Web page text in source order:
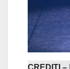
CREDITI –